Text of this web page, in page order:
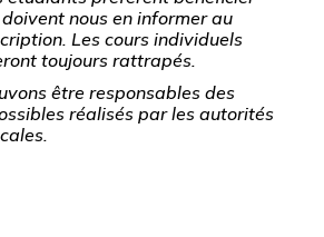
nous en informer au
Les cours individuels
toujours rattrapés.
être responsables des
réalisés par les autorités